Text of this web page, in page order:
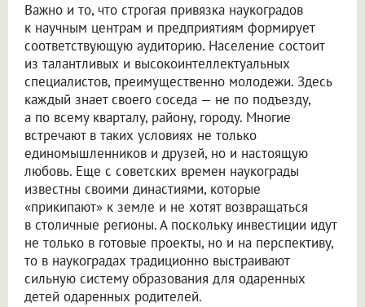
Важно и то, что строгая привязка наукоградов
к научным центрам и предприятиям формирует
соответствующую аудиторию. Население состоит
из талантливых и высокоинтеллектуальных
специалистов, преимущественно молодежи. Здесь
каждый знает своего соседа — не по подъезду,
а по всему кварталу, району, городу. Многие
встречают в таких условиях не только
единомышленников и друзей, но и настоящую
любовь. Еще с советских времен наукограды
известны своими династиями, которые
«прикипают» к земле и не хотят возвращаться
в столичные регионы. А поскольку инвестиции идут
не только в готовые проекты, но и на перспективу,
то в наукоградах традиционно выстраивают
сильную систему образования для одаренных
детей одаренных родителей.